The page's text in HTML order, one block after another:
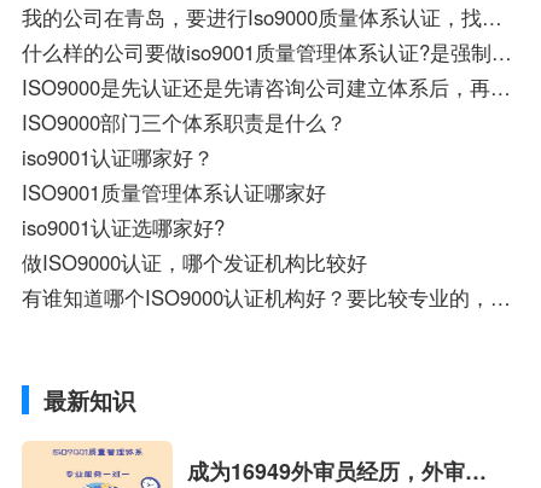
我的公司在青岛，要进行Iso9000质量体系认证，找那家认证公司好呢？
什么样的公司要做iso9001质量管理体系认证?是强制性的吗?对企业有什么影响吗?
ISO9000是先认证还是先请咨询公司建立体系后，再认证呢？
ISO9000部门三个体系职责是什么？
iso9001认证哪家好？
ISO9001质量管理体系认证哪家好
iso9001认证选哪家好?
做ISO9000认证，哪个发证机构比较好
有谁知道哪个ISO9000认证机构好？要比较专业的，有对研发设计、技术中心熟悉的专家在的认证机构
最新知识
成为16949外审员经历，外审员